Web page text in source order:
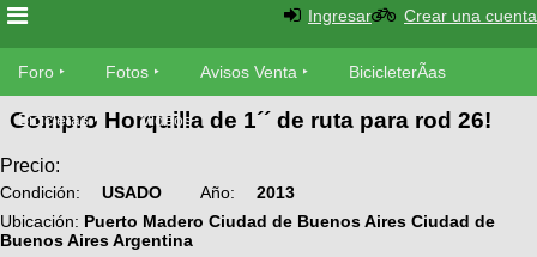
Foro
Foro
TÃ©cnica
MecÃ¡nica
Fotos
SUBÃ
tu foto
Avisos
Ventas
Ingresar Crear una cuenta
Foro Fotos Avisos Venta BicicleterÃ­as
Bicicletas Videos
Compro Horquilla de 1´´ de ruta para rod 26!
Precio:
Condición: USADO Año:
2013
Ubicación: Puerto Madero Ciudad de Buenos Aires Ciudad de
Buenos Aires Argentina